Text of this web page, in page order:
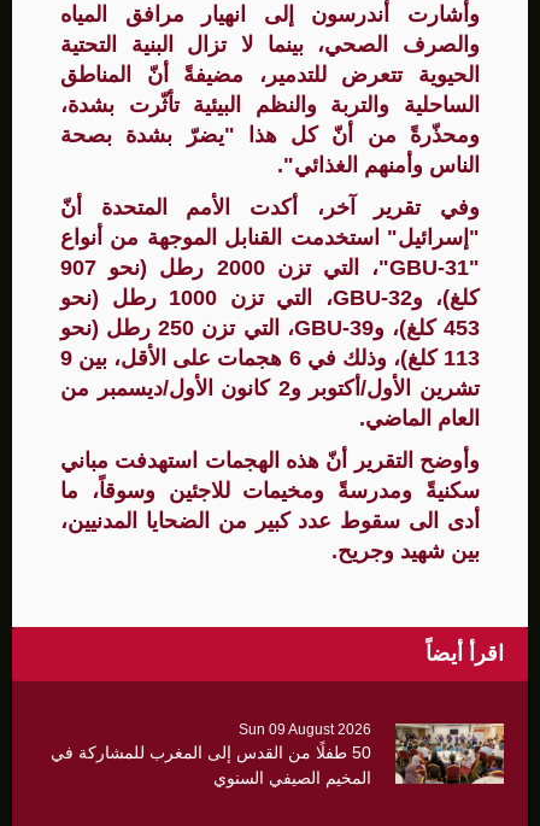
وأشارت أندرسون إلى انهيار مرافق المياه
والصرف الصحي، بينما لا تزال البنية التحتية
الحيوية تتعرض للتدمير، مضيفةً أنّ المناطق
الساحلية والتربة والنظم البيئية تأثّرت بشدة،
ومحذّرةً من أنّ كل هذا "يضرّ بشدة بصحة
الناس وأمنهم الغذائي".
وفي تقرير آخر، أكدت الأمم المتحدة أنّ
"إسرائيل" استخدمت القنابل الموجهة من أنواع
"GBU-31"، التي تزن 2000 رطل (نحو 907
كلغ)، وGBU-32، التي تزن 1000 رطل (نحو
453 كلغ)، وGBU-39، التي تزن 250 رطل (نحو
113 كلغ)، وذلك في 6 هجمات على الأقل، بين 9
تشرين الأول/أكتوبر و2 كانون الأول/ديسمبر من
العام الماضي.
وأوضح التقرير أنّ هذه الهجمات استهدفت مباني
سكنيةً ومدرسةً ومخيمات للاجئين وسوقاً، ما
أدى الى سقوط عدد كبير من الضحايا المدنيين،
بين شهيد وجريح.
اقرأ أيضاً
Sun 09 August 2026
50 طفلًا من القدس إلى المغرب للمشاركة في
المخيم الصيفي السنوي